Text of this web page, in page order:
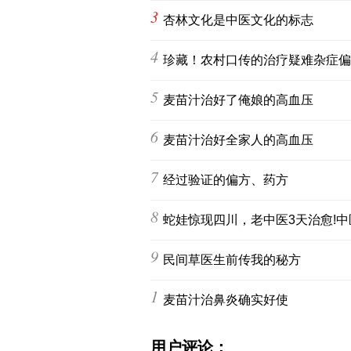
3 杏林文化是中医文化的标志
4 珍藏！农村口传的治疗疑难杂症
5 麦苗汁治好了俺娘的高血压
6 麦苗汁治好全家人的高血压
7 经过验证的偏方、药方
8 蛇娃惊现四川，老中医3天治愈!
9 民间草医生前传我的秘方
10麦苗汁治鼻炎确实好使
用户评论：